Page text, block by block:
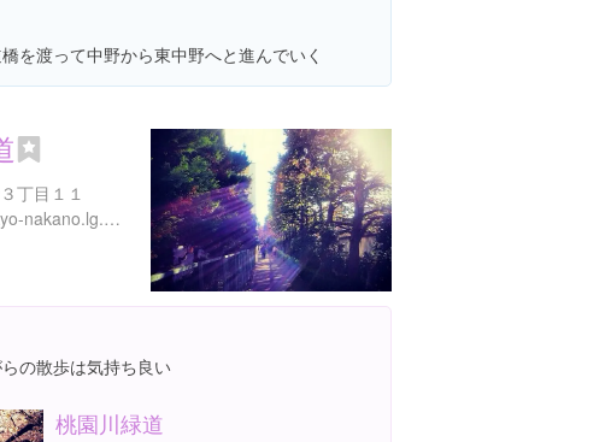
を渡って中野から東中野へと進んでいく
丁目１１
http://www.city.tokyo-nakano.lg.jp/dept/503000/d005285.html
の散歩は気持ち良い
桃園川緑道